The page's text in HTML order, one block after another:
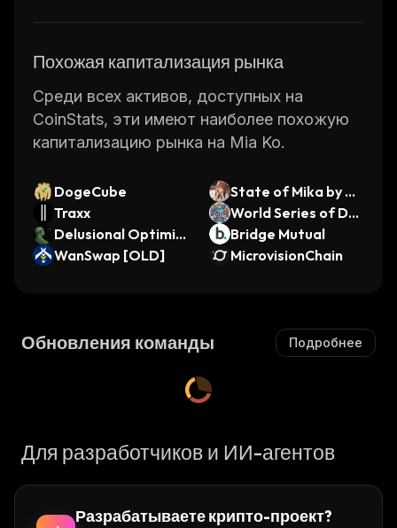
Похожая капитализация рынка
Среди всех активов, доступных на
CoinStats, эти имеют наиболее похожую
капитализацию рынка на Mia Ko.
DogeCube
State of Mika by Vir
tuals
Traxx
World Series of De
gens
Delusional Optimis
t
Bridge Mutual
WanSwap [OLD]
MicrovisionChain
Обновления команды Подробнее
Для разработчиков и ИИ-агентов
Разрабатываете крипто-проект?